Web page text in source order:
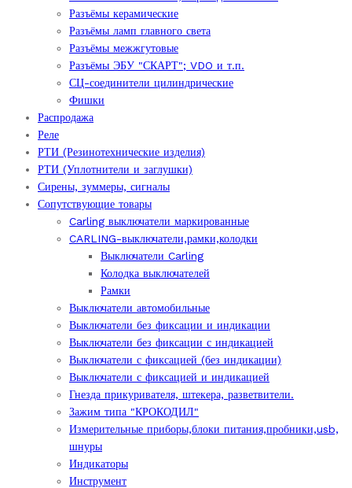
Разъёмы керамические
Разъёмы ламп главного света
Разъёмы межжгутовые
Разъёмы ЭБУ "СКАРТ"; VDO и т.п.
СЦ-соединители цилиндрические
Фишки
Распродажа
Реле
РТИ (Резинотехнические изделия)
РТИ (Уплотнители и заглушки)
Сирены, зуммеры, сигналы
Сопутствующие товары
Carling выключатели маркированные
CARLING-выключатели,рамки,колодки
Выключатели Carling
Колодка выключателей
Рамки
Выключатели автомобильные
Выключатели без фиксации и индикации
Выключатели без фиксации с индикацией
Выключатели с фиксацией (без индикации)
Выключатели с фиксацией и индикацией
Гнезда прикуривателя, штекера, разветвители.
Зажим типа "КРОКОДИЛ"
Измерительные приборы,блоки питания,пробники,usb,
шнуры
Индикаторы
Инструмент